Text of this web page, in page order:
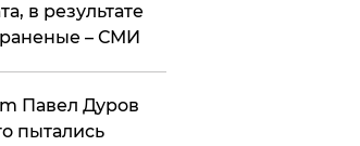
в результате
– СМИ
Павел Дуров
пытались